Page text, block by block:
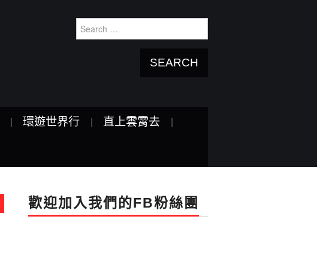
for:
環遊世界行 直上雲霄去
歡迎加入我們的FB粉絲團